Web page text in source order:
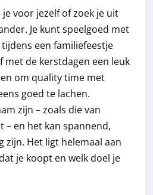
voor jezelf of zoek je uit
Je kunt speelgoed met
een familiefeestje
met de kerstdagen een leuk
om quality time met
goed te lachen.
zijn – zoals die van
– en het kan spannend,
zijn. Het ligt helemaal aan
je koopt en welk doel je